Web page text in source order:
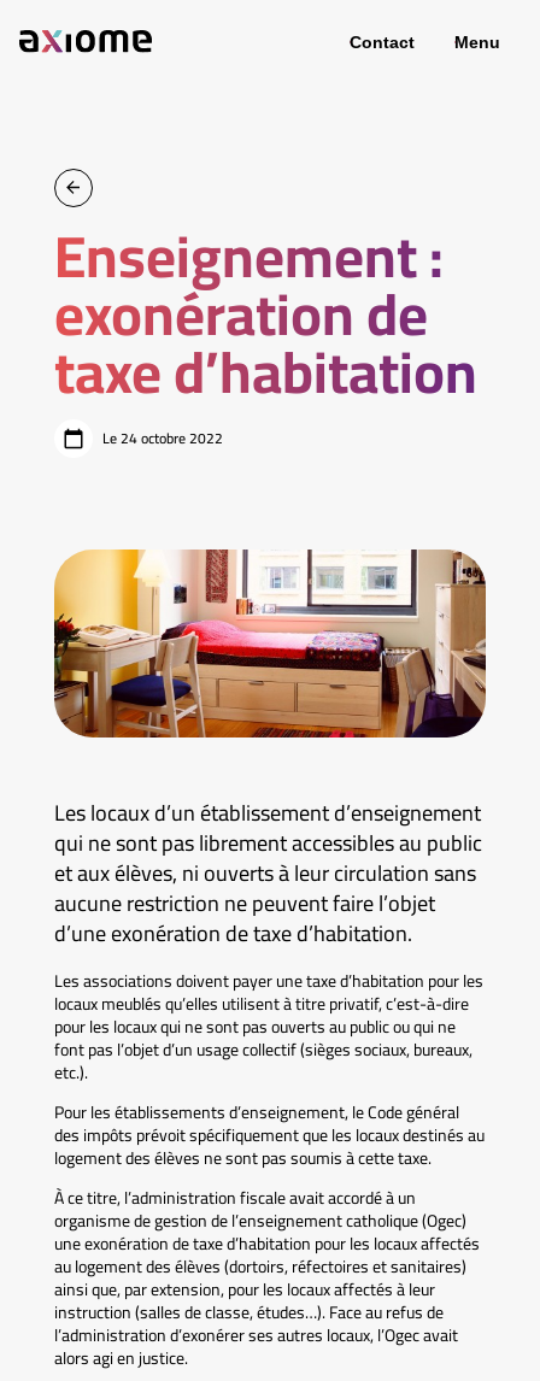
Contact Menu
Enseignement :
exonération de
taxe d’habitation
Le 24 octobre 2022
Les locaux d’un établissement d’enseignement
qui ne sont pas librement accessibles au public
et aux élèves, ni ouverts à leur circulation sans
aucune restriction ne peuvent faire l’objet
d’une exonération de taxe d’habitation.
Les associations doivent payer une taxe d’habitation pour les
locaux meublés qu’elles utilisent à titre privatif, c’est-à-dire
pour les locaux qui ne sont pas ouverts au public ou qui ne
font pas l’objet d’un usage collectif (sièges sociaux, bureaux,
etc.).
Pour les établissements d’enseignement, le Code général
des impôts prévoit spécifiquement que les locaux destinés au
logement des élèves ne sont pas soumis à cette taxe.
À ce titre, l’administration fiscale avait accordé à un
organisme de gestion de l’enseignement catholique (Ogec)
une exonération de taxe d’habitation pour les locaux affectés
au logement des élèves (dortoirs, réfectoires et sanitaires)
ainsi que, par extension, pour les locaux affectés à leur
instruction (salles de classe, études…). Face au refus de
l’administration d’exonérer ses autres locaux, l’Ogec avait
alors agi en justice.